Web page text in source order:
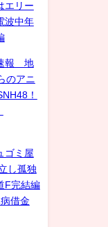
エリー
波中年
報 地
のアニ
！
ゴミ屋
し孤独
F完結編
借金